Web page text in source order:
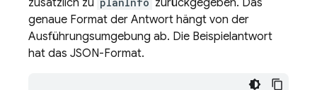
zusätzlich zu
zurückgegeben. Das
genaue Format der Antwort hängt von der
Ausführungsumgebung ab. Die Beispielantwort
hat das JSON-Format.